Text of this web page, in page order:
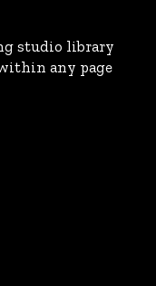
studio library
any page